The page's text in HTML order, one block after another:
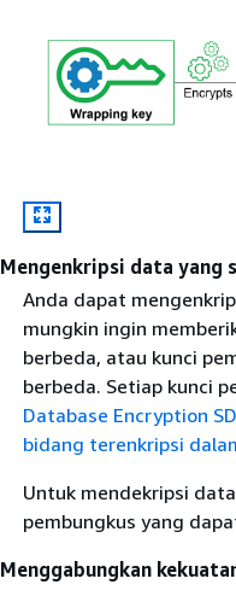
Mengenkripsi data yang
Anda dapat
mungkin ingin
berbeda, atau kunci
berbeda. Setiap kunci
Database Encryption
bidang terenkripsi
Untuk mendekripsi
pembungkus yang
Menggabungkan